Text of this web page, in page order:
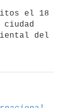
el 18
del